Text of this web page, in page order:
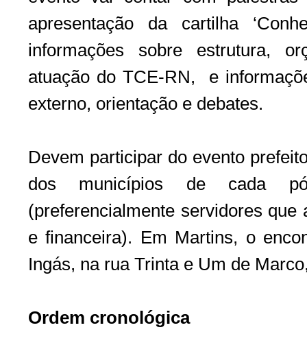
apresentação da cartilha
informações sobre estrutura,
atuação do TCE-RN, e
externo, orientação e debates.
Devem participar do evento
dos municípios de cada
(preferencialmente servidores
e financeira). Em Martins, o
Ingás, na rua Trinta e Um de
Ordem cronológica